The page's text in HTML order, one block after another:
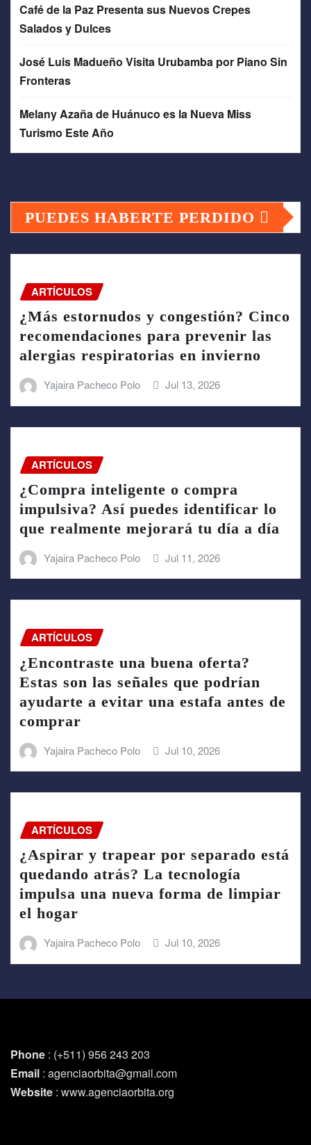
Café de la Paz Presenta sus Nuevos Crepes
Salados y Dulces
José Luis Madueño Visita Urubamba por Piano Sin
Fronteras
Melany Azaña de Huánuco es la Nueva Miss
Turismo Este Año
PUEDES HABERTE PERDIDO
ARTÍCULOS
¿Más estornudos y congestión? Cinco
recomendaciones para prevenir las
alergias respiratorias en invierno
Yajaira Pacheco Polo Jul 13, 2026
ARTÍCULOS
¿Compra inteligente o compra
impulsiva? Así puedes identificar lo
que realmente mejorará tu día a día
Yajaira Pacheco Polo Jul 11, 2026
ARTÍCULOS
¿Encontraste una buena oferta?
Estas son las señales que podrían
ayudarte a evitar una estafa antes de
comprar
Yajaira Pacheco Polo Jul 10, 2026
ARTÍCULOS
¿Aspirar y trapear por separado está
quedando atrás? La tecnología
impulsa una nueva forma de limpiar
el hogar
Yajaira Pacheco Polo Jul 10, 2026
Phone : (+511) 956 243 203
Email : agenciaorbita@gmail.com
Website : www.agenciaorbita.org